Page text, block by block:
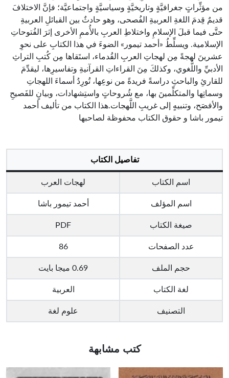
من مؤثِّراتٍ جغرافيَّةٍ وتاريخيَّةٍ وسياسيَّةٍ واجتماعيَّة؛ فإنَّ الاختلافَ
قديمٌ قِدمَ اللغةِ العربيةِ الفُصحى، وهو حادثٌ بين القبائلِ العربيةِ
حتَّى فيما قبلَ الإسلامِ واختلاطِ العربِ بالأُممِ الأخرى إثرَ الفُتوحاتِ
الإسلامية. ويسلِّطُ «أحمد تيمور» الضوءَ في هذا الكتابِ على نحوِ
عشرينَ لهجةً مِن لهجاتِ العربِ القُدماء، استَقاها مِن كُتبِ التراثِ
الأدبيِّ واللُّغوي، وكذلكَ مِنَ القراءاتِ القرآنيةِ وتفاسيرِها، ليقدِّمَ
للقارئِ والباحثِ دراسةً فريدةً من نوعِها، تُورِدُ أسماءَ اللهجاتِ
وسماتِها والمتكلِّمينَ بها، مع شُروحاتٍ واستِشهادات، وبيانٍ للفَصيحِ
والأفصَح، وتنبيهٍ إلى غريبِ اللَّهجات.هذا الكتاب من تأليف أحمد
تيمور باشا و حقوق الكتاب محفوظة لصاحبها
تفاصيل الكتاب
اسم الكتاب لهجات العرب
اسم المؤلف أحمد تيمور باشا
صيغة الكتاب PDF
عدد الصفحات 86
حجم الملف 0.69 ميجا بايت
لغة الكتاب العربية
التصنيف علوم لغة
كتب مشابهة